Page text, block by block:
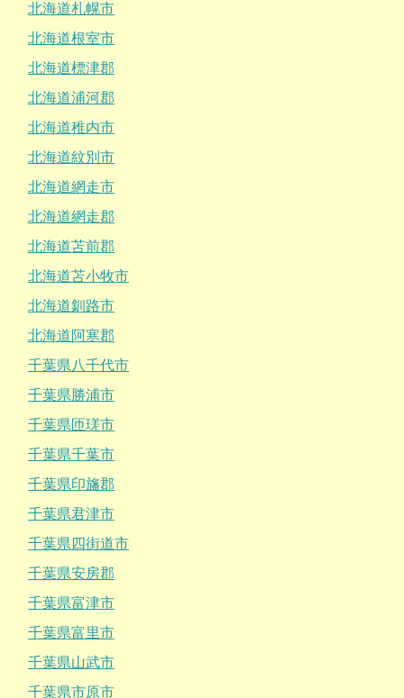
北海道札幌市
北海道根室市
北海道標津郡
北海道浦河郡
北海道稚内市
北海道紋別市
北海道網走市
北海道網走郡
北海道苫前郡
北海道苫小牧市
北海道釧路市
北海道阿寒郡
千葉県八千代市
千葉県勝浦市
千葉県匝瑳市
千葉県千葉市
千葉県印旛郡
千葉県君津市
千葉県四街道市
千葉県安房郡
千葉県富津市
千葉県富里市
千葉県山武市
千葉県市原市